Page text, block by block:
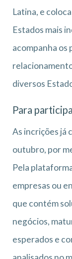
Latina, e
Estados mais
acompanha os
diversos
Para
As incrições já
outubro, por
Pela
empresas ou
que contém
negócios,
esperados e